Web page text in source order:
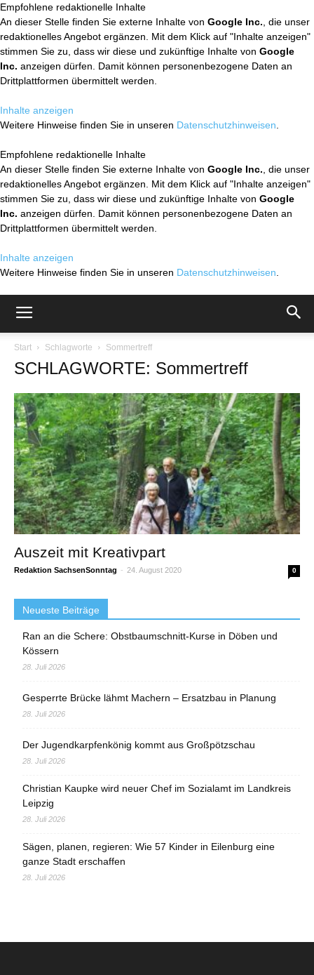
Empfohlene redaktionelle Inhalte
An dieser Stelle finden Sie externe Inhalte von Google Inc. , die unser
redaktionelles Angebot ergänzen. Mit dem Klick auf "Inhalte anzeigen"
stimmen Sie zu, dass wir diese und zukünftige Inhalte von Google
Inc. anzeigen dürfen. Damit können personenbezogene Daten an
Drittplattformen übermittelt werden.
Inhalte anzeigen
Weitere Hinweise finden Sie in unseren Datenschutzhinweisen
Empfohlene redaktionelle Inhalte
An dieser Stelle finden Sie externe Inhalte von Google Inc. , die unser
redaktionelles Angebot ergänzen. Mit dem Klick auf "Inhalte anzeigen"
stimmen Sie zu, dass wir diese und zukünftige Inhalte von Google
Inc. anzeigen dürfen. Damit können personenbezogene Daten an
Drittplattformen übermittelt werden.
Inhalte anzeigen
Weitere Hinweise finden Sie in unseren Datenschutzhinweisen
Start Schlagworte Sommertreff
SCHLAGWORTE: Sommertreff
Auszeit mit Kreativpart
Redaktion SachsenSonntag - 24. August 2020 0
Neueste Beiträge
Ran an die Schere: Obstbaumschnitt-Kurse in Döben und
Kössern
28. Juli 2026
Gesperrte Brücke lähmt Machern – Ersatzbau in Planung
28. Juli 2026
Der Jugendkarpfenkönig kommt aus Großpötzschau
28. Juli 2026
Christian Kaupke wird neuer Chef im Sozialamt im Landkreis
Leipzig
28. Juli 2026
Sägen, planen, regieren: Wie 57 Kinder in Eilenburg eine
ganze Stadt erschaffen
28. Juli 2026